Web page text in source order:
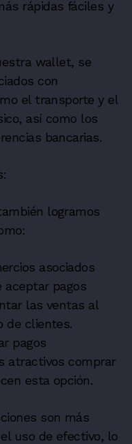
rápidas fáciles y
wallet, se
con
el transporte y el
así como los
bancarias.
logramos
asociados
aceptar pagos
las ventas al
de clientes.
pagos
atractivos comprar
esta opción.
son más
uso de efectivo, lo